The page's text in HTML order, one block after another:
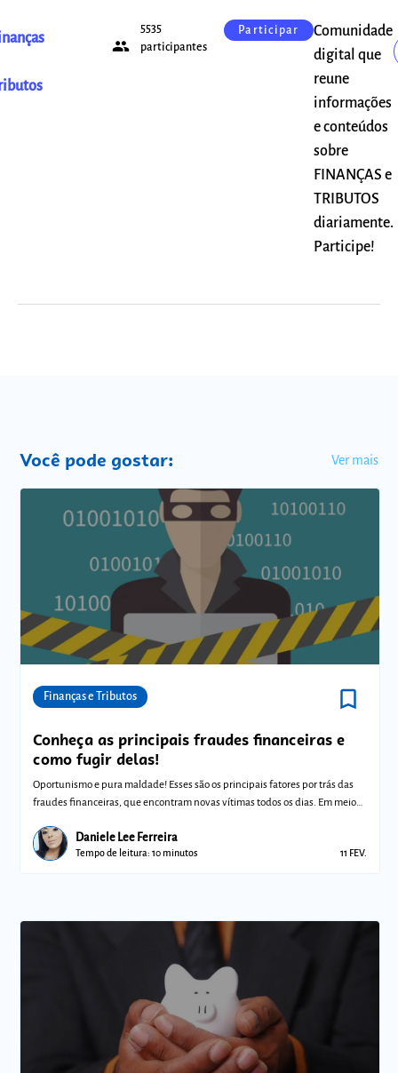
people
5535
participantes
Participar
Comunidade
digital que
reune
informações
e conteúdos
sobre
FINANÇAS e
TRIBUTOS
diariamente.
Participe!
Você pode gostar: Ver mais
Finanças e Tributos bookmark_border
Conheça as principais fraudes financeiras e
como fugir delas!
Oportunismo e pura maldade! Esses são os principais fatores por trás das
fraudes financeiras, que encontram novas vítimas todos os dias. Em meio
Daniele Lee Ferreira
Tempo de leitura: 10 minutos 11 FEV.